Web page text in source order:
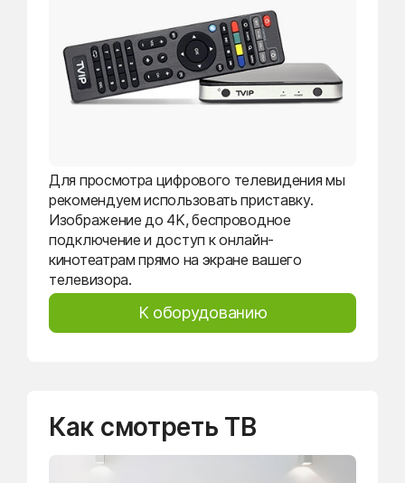
Для просмотра цифрового телевидения мы
рекомендуем использовать приставку.
Изображение до 4K, беспроводное
подключение и доступ к онлайн-
кинотеатрам прямо на экране вашего
телевизора.
К оборудованию
Как смотреть ТВ